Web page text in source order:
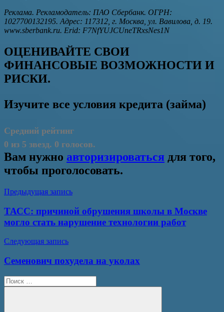
Реклама. Рекламодатель: ПАО Сбербанк. ОГРН:
1027700132195. Адрес: 117312, г. Москва, ул. Вавилова, д. 19.
www.sberbank.ru. Erid: F7NfYUJCUneTRxsNes1N
ОЦЕНИВАЙТЕ СВОИ
ФИНАНСОВЫЕ ВОЗМОЖНОСТИ И
РИСКИ.
Изучите все условия кредита (займа)
Средний рейтинг
0 из 5 звезд. 0 голосов.
Вам нужно авторизироваться для того,
чтобы проголосовать.
Навигация
по
записям
Предыдущая запись
ТАСС: причиной обрушения школы в Москве
могло стать нарушение технологии работ
Следующая запись
Семенович похудела на уколах
Поиск
для: